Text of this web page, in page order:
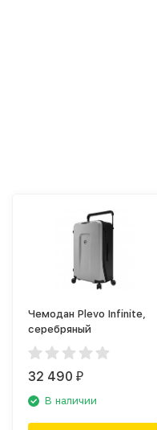
Чемодан Plevo Infinite,
серебряный
32 490₽
В наличии